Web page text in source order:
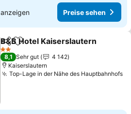
anzeigen Preise sehen
TeilenZu Favoriten hinzufügen
B&B Hotel Kaiserslautern
2 Sterne
8,1 Sehr gut
4 142
Kaiserslautern
Top-Lage in der Nähe des Hauptbahnhofs